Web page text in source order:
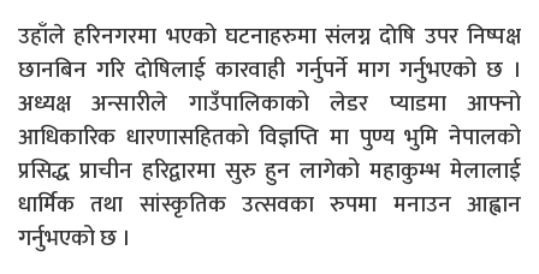
उहाँले हरिनगरमा भएको घटनाहरुमा संलग्न दाेषि उपर निष्पक्ष
छानबिन गरि दाेषिलाई कारवाही गर्नुपर्ने माग गर्नुभएको छ ।
अध्यक्ष अन्सारीले गाउँपालिकाको लेडर प्याडमा आफ्नो
आधिकारिक धारणासहितको विज्ञप्ति मा पुण्य भुमि नेपालको
प्रसिद्ध प्राचीन हरिद्वारमा सुरु हुन लागेको महाकुम्भ मेलालाई
धार्मिक तथा सांस्कृतिक उत्सवका रुपमा मनाउन आह्वान
गर्नुभएको छ ।